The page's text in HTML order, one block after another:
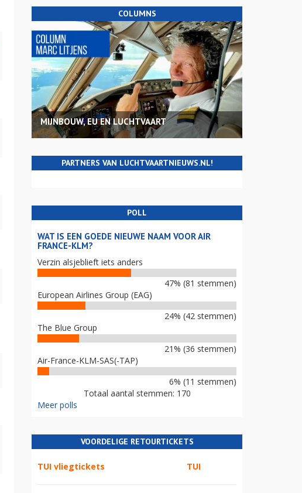
COLUMNS
MIJNBOUW, EU EN LUCHTVAART
PARTNERS VAN LUCHTVAARTNIEUWS.NL!
POLL
WAT IS EEN GOEDE NIEUWE NAAM VOOR AIR
FRANCE-KLM?
Verzin alsjeblieft iets anders
47% (81 stemmen)
European Airlines Group (EAG)
24% (42 stemmen)
The Blue Group
21% (36 stemmen)
Air-France-KLM-SAS(-TAP)
6% (11 stemmen)
Totaal aantal stemmen: 170
Meer polls
VOORDELIGE RETOURTICKETS
TUI vliegtickets TUI